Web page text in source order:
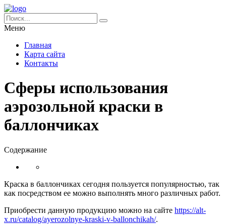
Меню
Главная
Карта сайта
Контакты
Сферы использования
аэрозольной краски в
баллончиках
Содержание
Краска в баллончиках сегодня пользуется популярностью, так
как посредством ее можно выполнять много различных работ.
Приобрести данную продукцию можно на сайте https://alt-
x.ru/catalog/ayerozolnye-kraski-v-ballonchikah/.